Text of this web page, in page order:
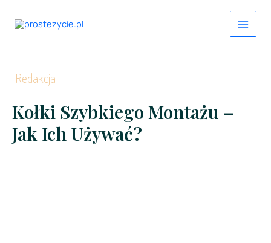
Redakcja
Kołki Szybkiego Montażu –
Jak Ich Używać?